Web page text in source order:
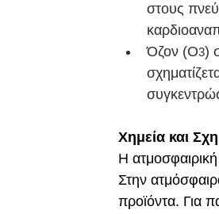
στους
Όζον (Ο3)
Χημεία και
Η
Στην
προϊόντα. Για